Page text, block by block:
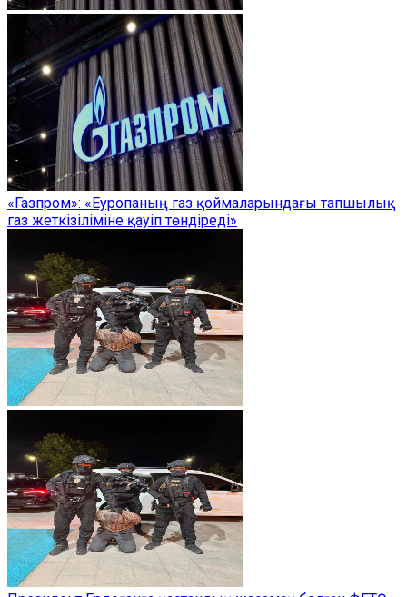
«Газпром»: «Еуропаның газ қоймаларындағы тапшылық
газ жеткізіліміне қауіп төндіреді»